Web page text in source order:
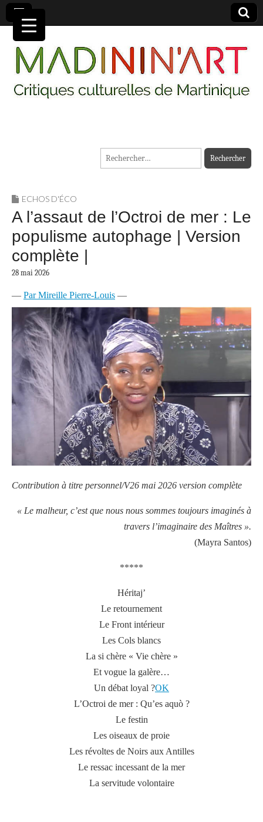
MADININ'ART
Rechercher :
ECHOS D'ÉCO
A l’assaut de l’Octroi de mer : Le
populisme autophage | Version
complète |
28 mai 2026
— Par Mireille Pierre-Louis —
Contribution à titre personnel/V26 mai 2026 version complète
« Le malheur, c’est que nous nous sommes toujours imaginés à
travers l’imaginaire des Maîtres ».
(Mayra Santos)
*****
Héritaj’
Le retournement
Le Front intérieur
Les Cols blancs
La si chère « Vie chère »
Et vogue la galère…
Un débat loyal ?OK
L’Octroi de mer : Qu’es aquò ?
Le festin
Les oiseaux de proie
Les révoltes de Noirs aux Antilles
Le ressac incessant de la mer
La servitude volontaire